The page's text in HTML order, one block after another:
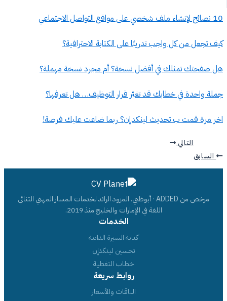
10 نصائح لإنشاء ملف شخصي على مواقع التواصل الاجتماعي
كيف تجعل من كل واجب تدريبًا على الكتابة الاحترافية؟
هل صفحتك تمثلك في أفضل نسخة؟ أم مجرد نسخة مهملة؟
جملة واحدة في خطابك قد تغيّر قرار التوظيف… هل تعرفها؟
اخر مرة قمت ب تحديث لينكدإن؟ ربما ضاعت عليك فرصة!
السابق
التالي
مرخص من ADDED · أبوظبي. المزود الرائد لخدمات المسار المهني الثنائي
اللغة في الإمارات والخليج منذ 2019.
الخدمات
كتابة السيرة الذاتية
تحسين لينكدإن
خطاب التغطية
روابط سريعة
الباقات والأسعار